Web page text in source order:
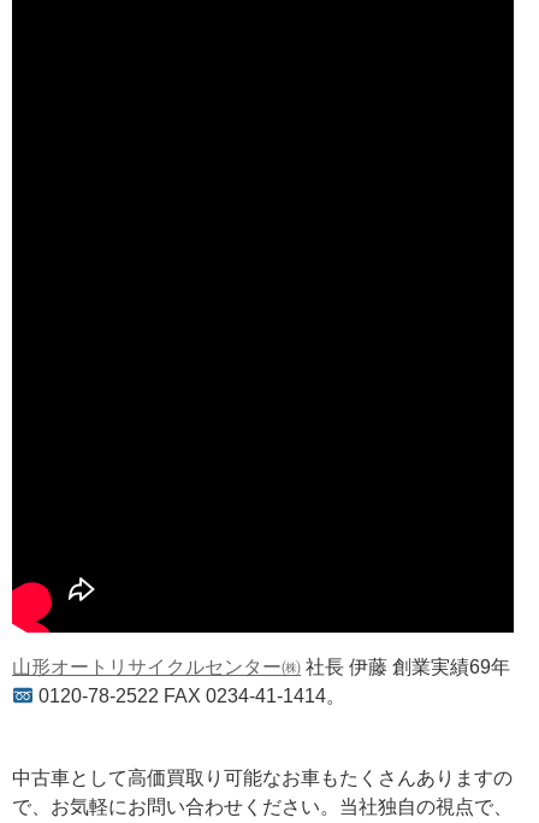
山形オートリサイクルセンター㈱ 社長 伊藤 創業実績69年
0120-78-2522 FAX 0234-41-1414。
中古車として高価買取り可能なお車もたくさんありますの
で、お気軽にお問い合わせください。当社独自の視点で、